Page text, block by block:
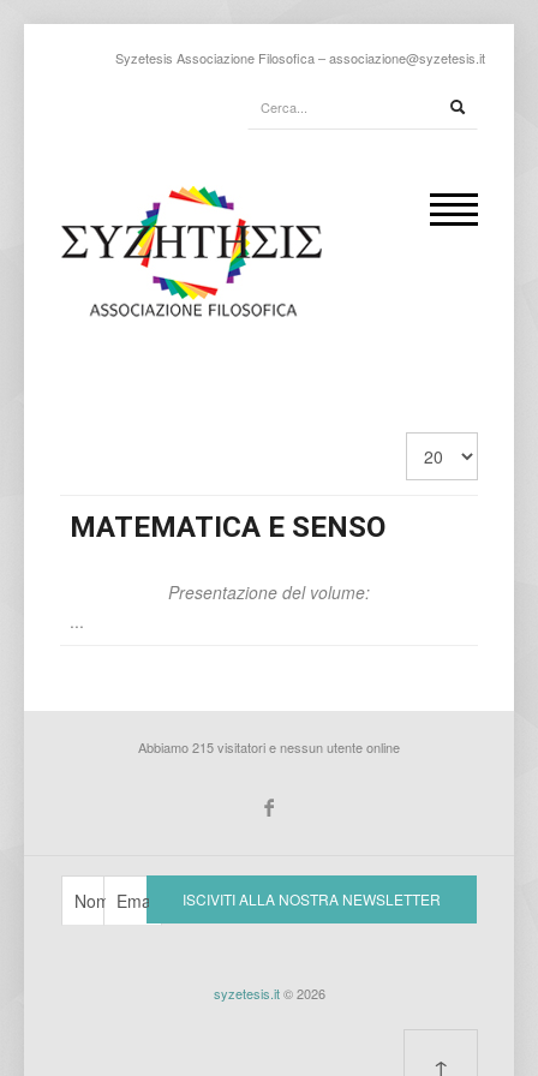
Syzetesis Associazione Filosofica –associazione@syzetesis.it
MATEMATICA E SENSO
Presentazione del volume:
...
Abbiamo 215 visitatori e nessun utente online
syzetesis.it© 2026
↑